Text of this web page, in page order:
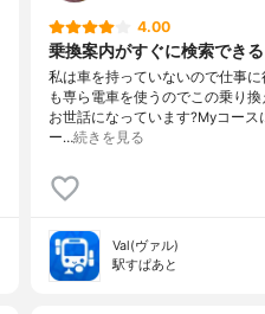
4.00
乗換案内がすぐに検索できる
私は車を持っていないので仕事
も専ら電車を使うのでこの乗り
お世話になっています?Myコー
ー…続きを見る
Val(ヴァル)
駅すぱあと